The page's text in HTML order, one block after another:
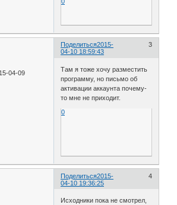
Поделиться 3
2015-
04-10 18:59:43
04-09
Там я тоже хочу разместить
программу, но письмо об
активации аккаунта почему-
то мне не приходит.
0
Поделиться 4
2015-
04-10 19:36:25
Исходники пока не смотрел,